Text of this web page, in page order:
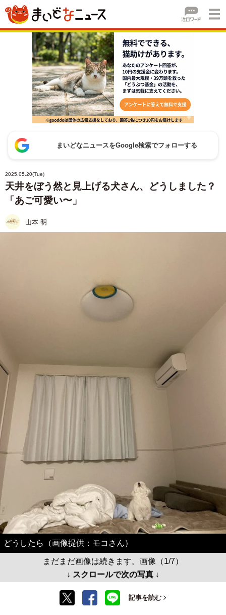
まいどなニュースをGoogle検索でフォローする
2025.05.20(Tue)
天井をぼう然と見上げる犬さん、どうしました？
「あご可愛い〜」
山本 明
どうしたら（画像提供：モコさん）
まだまだ画像は続きます。画像（1/7）
↓ スクロールで次の写真 ↓
記事を読む